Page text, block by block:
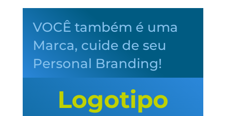
VOCÊ também é uma
Marca, cuide de seu
Personal Branding!
Logotipo